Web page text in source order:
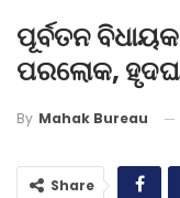
ପୂର୍ବତନ
ପରଲୋକ,
By Mahak Bureau
Share